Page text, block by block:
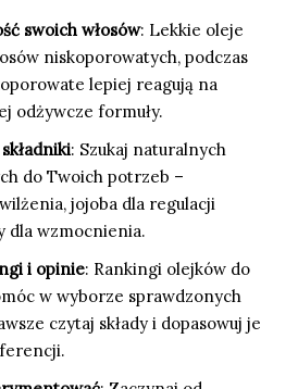
swoich włosów: Lekkie oleje
niskoporowatych, podczas
lepiej reagują na
odżywcze formuły.
: Szukaj naturalnych
do Twoich potrzeb –
jojoba dla regulacji
dla wzmocnienia.
i opinie: Rankingi olejków do
w wyborze sprawdzonych
czytaj składy i dopasowuj je